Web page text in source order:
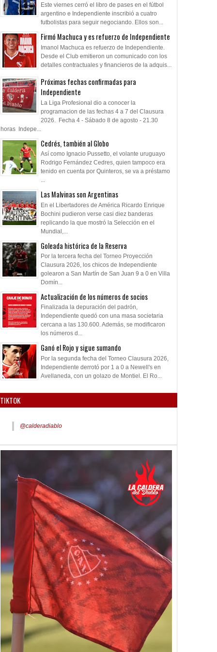
Este viernes cerró el libro de pases en el fútbol
argentino e Independiente inscribió a cuatro
futbolistas para seguir negociando. Ellos son...
Firmó Machuca y es refuerzo de Independiente
Imanol Machuca es refuerzo de Independiente.
Desde el Club emitieron un comunicado con los
detalles contractuales y financieros de la adquis...
Próximas fechas confirmadas para
Independiente
La Liga Profesional dio a conocer la
programacion de las fechas 4 a 7 del Clausura
2026. Fecha 4 - Sábado 8 de agosto - 21.30
horas Indepe...
Cedrés, también al Globo
Así como Ignacio Pussetto, el volante uruguayo
Rodrigo Fernández Cedres, quien tampoco era
tenido en cuenta por Quinteros, se va a préstamo
...
Las Malvinas son Argentinas
En el Libertadores de América Ricardo Enrique
Bochini pudieron verse casi diez banderas
replicando la que mostró la Selección en el
Mundial,...
Goleada histórica de la Reserva
Por la tercera fecha del Torneo Proyección
Clausura 2026, los chicos de Independiente
golearon a San Martín de San Juan 9 a 0 en Villa
Domín...
Actualización de los números de socios
Finalizada la depuración del padrón,
Independiente quedó con una masa societaria
cercana a las 130.600. Además, se modificaron
los números d...
Ganó el Rojo y sigue sumando
Por la segunda fecha del Torneo Clausura 2026,
Independiente derrotó por 1 a 0 a Newell's en
Avellaneda, con un golazo de Montiel. El Ro...
TIKTOK
@calderadiablo